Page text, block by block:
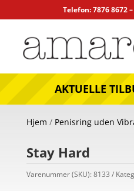
Telefon: 7876 8672 –
AKTUELLE
Hjem / Penisring uden
Stay Hard
Varenummer (SKU): 8133